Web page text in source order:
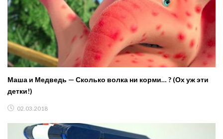
Маша и Медведь — Сколько волка ни корми… ? (Ох уж эти
детки!)
02.03.2018